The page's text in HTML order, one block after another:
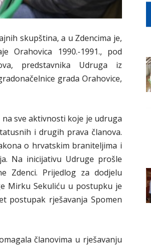
skupština, a u Zdencima je,
Orahovica 1990.-1991., pod
predstavnika Udruga iz
grada Orahovice,
sve aktivnosti koje je udruga
i drugih prava članova.
o hrvatskim braniteljima i
Na inicijativu Udruge prošle
Zdenci. Prijedlog za dodjelu
Mirku Sekuliću u postupku je
postupak rješavanja Spomen
članovima u rješavanju